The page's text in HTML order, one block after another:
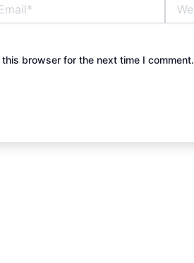
browser for the next time I comment.